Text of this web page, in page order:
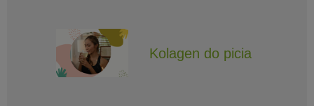
Kolagen do picia